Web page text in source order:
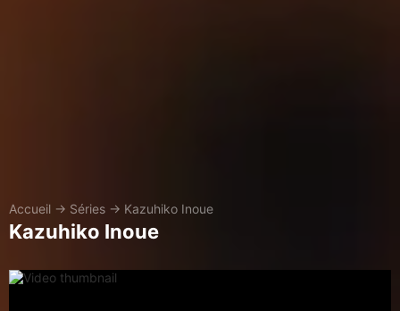
Accueil → Séries → Kazuhiko Inoue
Kazuhiko Inoue